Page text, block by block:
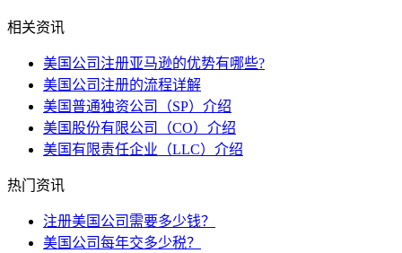
相关资讯
美国公司注册亚马逊的优势有哪些?
美国公司注册的流程详解
美国普通独资公司（SP）介绍
美国股份有限公司（CO）介绍
美国有限责任企业（LLC）介绍
热门资讯
注册美国公司需要多少钱？
美国公司每年交多少税？